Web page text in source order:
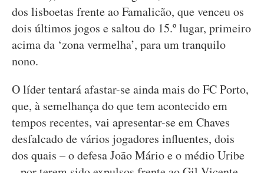
dos lisboetas frente ao Famalicão, que venceu os
dois últimos jogos e saltou do 15.º lugar, primeiro
acima da ‘zona vermelha’, para um tranquilo
nono.
O líder tentará afastar-se ainda mais do FC Porto,
que, à semelhança do que tem acontecido em
tempos recentes, vai apresentar-se em Chaves
desfalcado de vários jogadores influentes, dois
dos quais – o defesa João Mário e o médio Uribe